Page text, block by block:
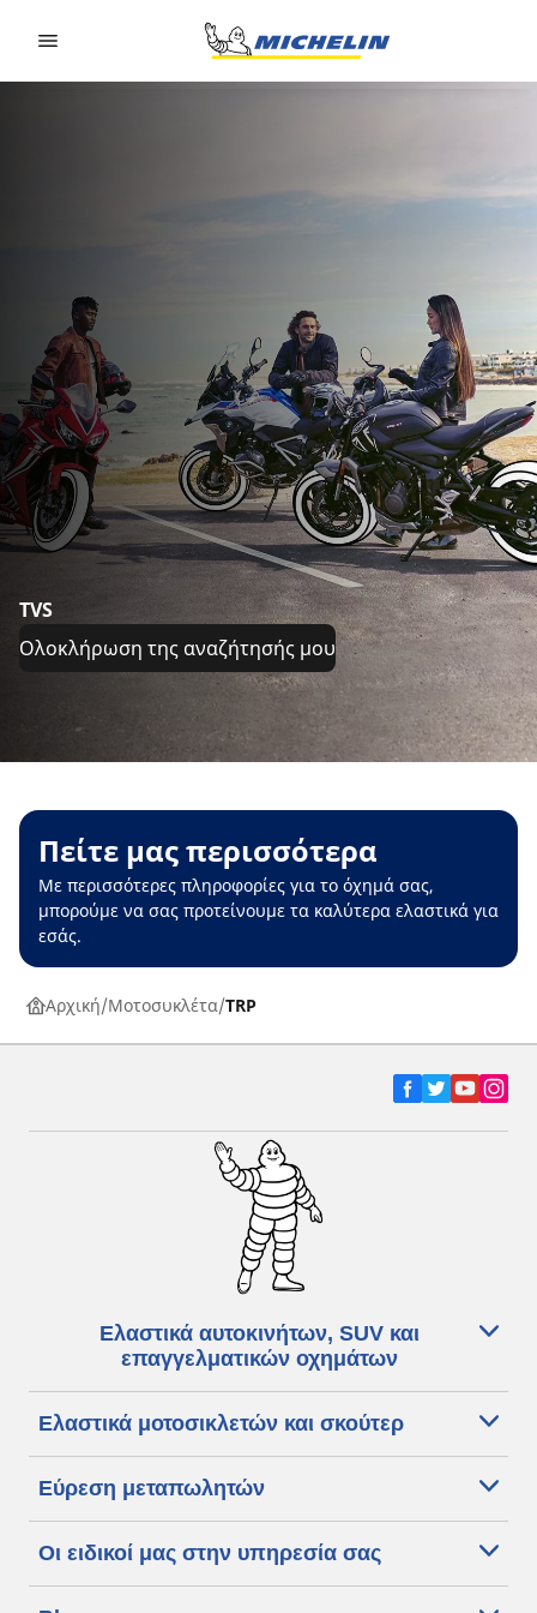
TVS
Ολοκλήρωση της αναζήτησής μου
Πείτε μας περισσότερα
Με περισσότερες πληροφορίες για το όχημά σας,
μπορούμε να σας προτείνουμε τα καλύτερα ελαστικά για
εσάς.
Αρχική Μοτοσυκλέτα TRP
Ελαστικά αυτοκινήτων, SUV και
επαγγελματικών οχημάτων
Ελαστικά μοτοσικλετών και σκούτερ
Εύρεση μεταπωλητών
Οι ειδικοί μας στην υπηρεσία σας